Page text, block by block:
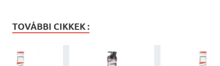
TOVÁBBI CIKKEK :